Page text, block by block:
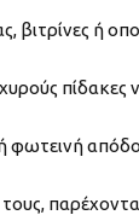
ή
πίδακες
φωτεινή
τους,